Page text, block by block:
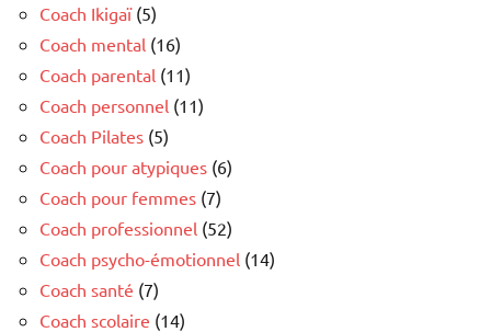
Coach Ikigaï(5)
Coach mental (16)
Coach parental (11)
Coach personnel (11)
Coach Pilates (5)
Coach pour atypiques (6)
Coach pour femmes (7)
Coach professionnel (52)
Coach psycho-émotionnel (14)
Coach santé (7)
Coach scolaire (14)